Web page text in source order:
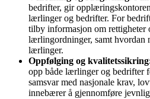
bedrifter, gir
lærlinger og bedrifter. For
tilby informasjon om rettigheter
lærlingordninger, samt hvordan
lærlinger.
Oppfølging og
opp både lærlinger og bedrifter
samsvar med nasjonale krav,
innebærer å gjennomføre